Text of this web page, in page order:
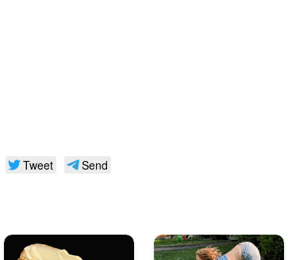
Tweet Send